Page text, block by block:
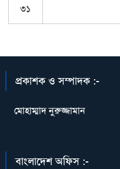
৩১
প্রকাশক ও সম্পাদক :-
মোহাম্মাদ নুরুজ্জামান
বাংলাদেশ অফিস :-